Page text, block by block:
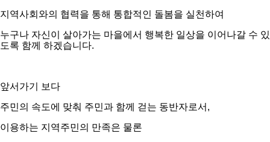
지역사회와의 협력을 통해 통합적인 돌봄을 실천하여
누구나 자신이 살아가는 마을에서 행복한 일상을 이어나갈 수 있
도록 함께 하겠습니다.
앞서가기 보다
주민의 속도에 맞춰 주민과 함께 걷는 동반자로서,
이용하는 지역주민의 만족은 물론